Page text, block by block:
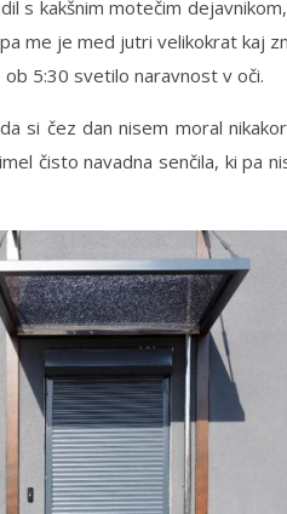
s kakšnim motečim
me je med jutri velikokrat kaj
5:30 svetilo naravnost v oči.
si čez dan nisem moral
čisto navadna senčila, ki pa